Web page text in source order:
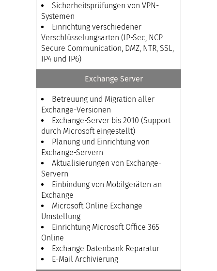
Sicherheitsprüfungen von VPN-
Systemen
Einrichtung verschiedener
Verschlüsselungsarten (IP-Sec, NCP
Secure Communication, DMZ, NTR, SSL,
IP4 und IP6)
Exchange Server
Betreuung und Migration aller
Exchange-Versionen
Exchange-Server bis 2010 (Support
durch Microsoft eingestellt)
Planung und Einrichtung von
Exchange-Servern
Aktualisierungen von Exchange-
Servern
Einbindung von Mobilgeräten an
Exchange
Microsoft Online Exchange
Umstellung
Einrichtung Microsoft Office 365
Online
Exchange Datenbank Reparatur
E-Mail Archivierung